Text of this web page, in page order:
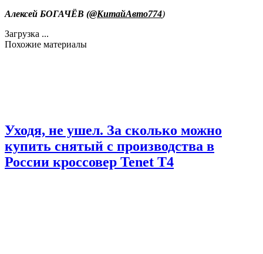
Алексей БОГАЧЁВ (@КитайАвто774)
Загрузка ...
Похожие материалы
Уходя, не ушел. За сколько можно
купить снятый с производства в
России кроссовер Tenet T4